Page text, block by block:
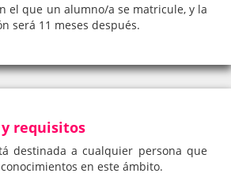
el que un alumno/a se matricule, y la
será 11 meses después.
requisitos
destinada a cualquier persona que
en este ámbito.